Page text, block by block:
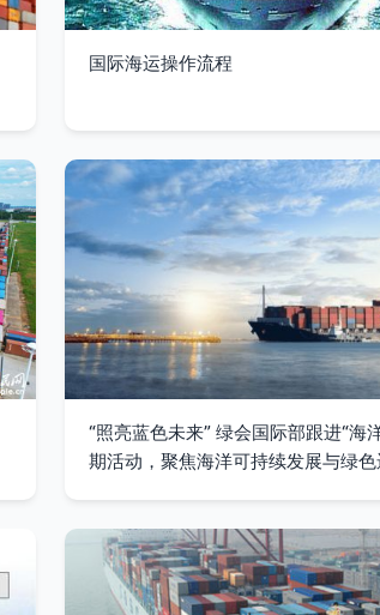
国际海运操作流程
“照亮蓝色未来” 绿会国际部跟进“海
期活动，聚焦海洋可持续发展与绿